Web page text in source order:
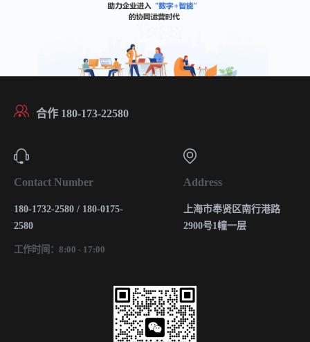
合作 180-173-22580
Contact Number
180-1732-2580 / 180-0175-
2580
工作时间：8:00 - 17:00
Address
上海市奉贤区南行港路
2900号1幢一层